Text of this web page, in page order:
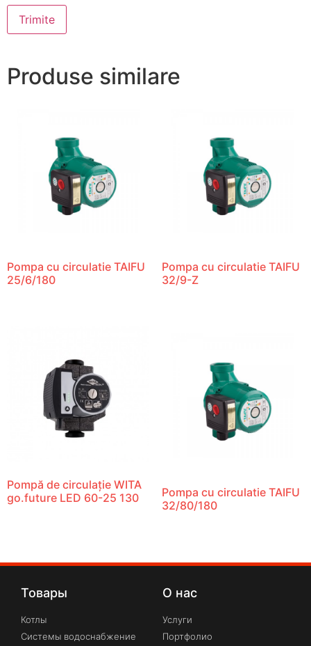
Produse similare
Pompa cu circulatie TAIFU
25/6/180
Pompa cu circulatie TAIFU
32/9-Z
Pompă de circulație WITA
go.future LED 60-25 130
Pompa cu circulatie TAIFU
32/80/180
Товары
Котлы
Системы водоснабжение
О нас
Услуги
Портфолио